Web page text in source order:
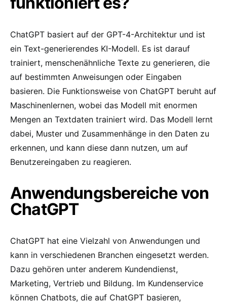
ChatGPT basiert auf der GPT-4-Architektur und ist
ein Text-generierendes KI-Modell. Es ist darauf
trainiert, menschenähnliche Texte zu generieren, die
auf bestimmten Anweisungen oder Eingaben
basieren. Die Funktionsweise von ChatGPT beruht auf
Maschinenlernen, wobei das Modell mit enormen
Mengen an Textdaten trainiert wird. Das Modell lernt
dabei, Muster und Zusammenhänge in den Daten zu
erkennen, und kann diese dann nutzen, um auf
Benutzereingaben zu reagieren.
Anwendungsbereiche von
ChatGPT
ChatGPT hat eine Vielzahl von Anwendungen und
kann in verschiedenen Branchen eingesetzt werden.
Dazu gehören unter anderem Kundendienst,
Marketing, Vertrieb und Bildung. Im Kundenservice
können Chatbots, die auf ChatGPT basieren,